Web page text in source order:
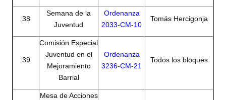
38
Semana de la
Juventud
Ordenanza
2033-CM-10
Tomás Hercigonja
39
Comisión Especial
Juventud en el
Mejoramiento
Barrial
Ordenanza
3236-CM-21
Todos los bloques
Mesa de Acciones